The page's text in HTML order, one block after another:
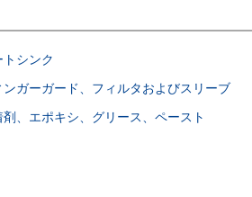
トシンク
ンガーガード、フィルタおよびスリーブ
剤、エポキシ、グリース、ペースト